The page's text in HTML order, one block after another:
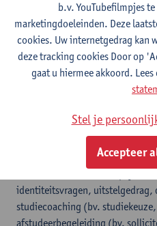
Volg
Elke Schelfhout is klinisch
psychotherapeut (UGent, 2019).
identiteitsvragen, uitstelgedrag,
studiecoaching (bv.
afstudeerbegeleiding (bv.
b.v. YouTubefilmpjes
marketingdoeleinden. Deze
cookies. Uw internetgedrag kan
deze tracking cookies Door op
gaat u hiermee akkoord.
Stel je
Accepteer